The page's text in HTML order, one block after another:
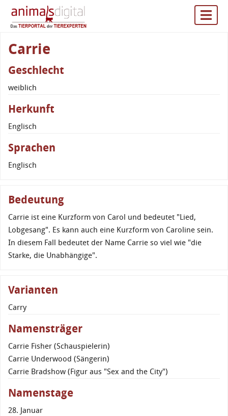
Carrie
Geschlecht
weiblich
Herkunft
Englisch
Sprachen
Englisch
Bedeutung
Carrie ist eine Kurzform von Carol und bedeutet "Lied,
Lobgesang". Es kann auch eine Kurzform von Caroline sein.
In diesem Fall bedeutet der Name Carrie so viel wie "die
Starke, die Unabhängige".
Varianten
Carry
Namensträger
Carrie Fisher (Schauspielerin)
Carrie Underwood (Sängerin)
Carrie Bradshow (Figur aus "Sex and the City")
Namenstage
28. Januar